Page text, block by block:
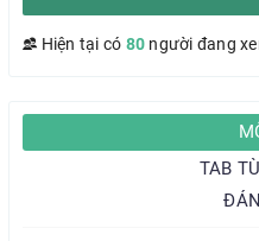
Hiện tại có 80 người đang
TAB